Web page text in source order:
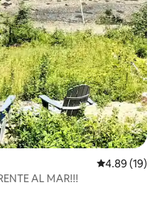
Calificación
4.89 (19)
AL MAR!!!